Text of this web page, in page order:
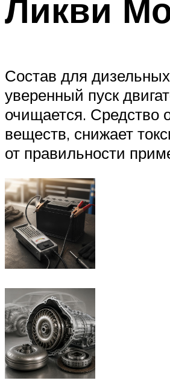
Ликви
Состав для
уверенный пуск
очищается. Средство
веществ, снижает
от правильности